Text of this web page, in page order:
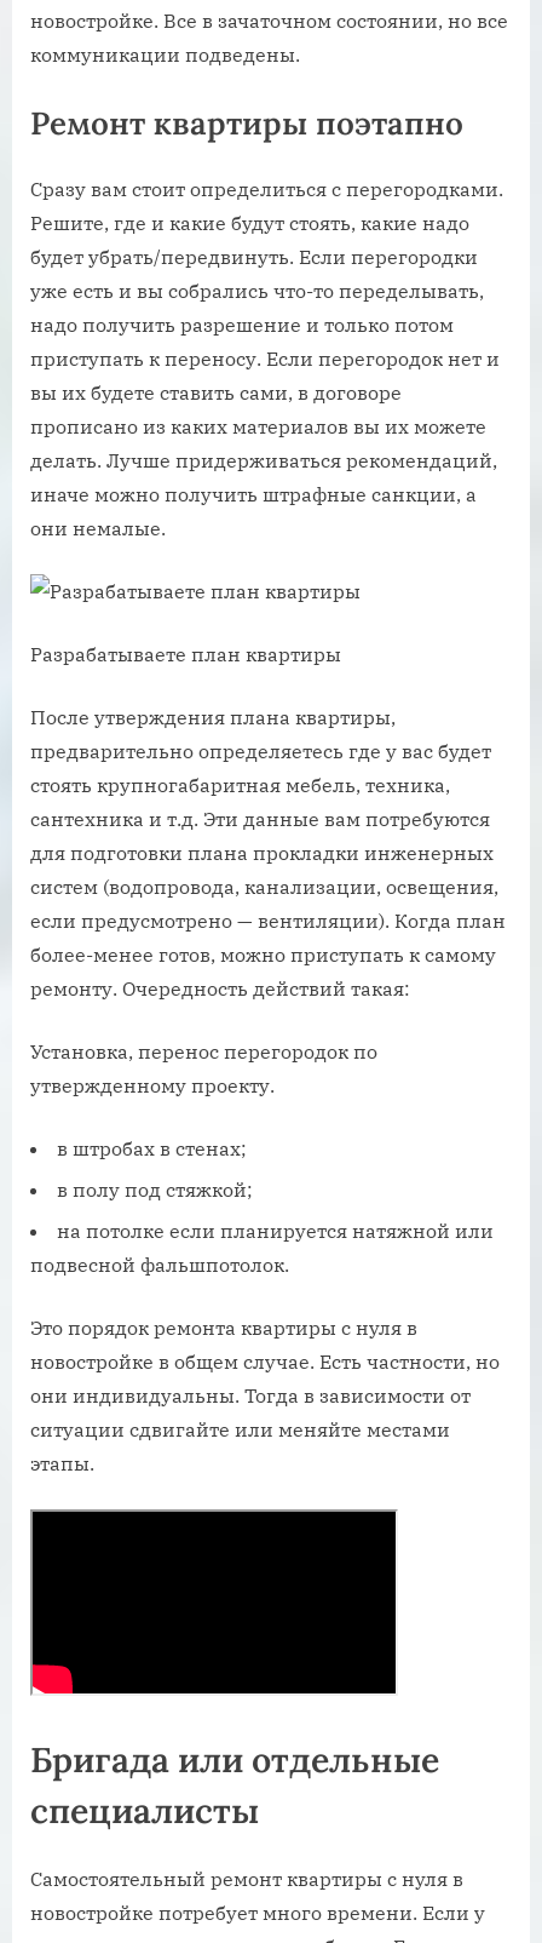
новостройке. Все в зачаточном состоянии, но все
коммуникации подведены.
Ремонт квартиры поэтапно
Сразу вам стоит определиться с перегородками.
Решите, где и какие будут стоять, какие надо
будет убрать/передвинуть. Если перегородки
уже есть и вы собрались что-то переделывать,
надо получить разрешение и только потом
приступать к переносу. Если перегородок нет и
вы их будете ставить сами, в договоре
прописано из каких материалов вы их можете
делать. Лучше придерживаться рекомендаций,
иначе можно получить штрафные санкции, а
они немалые.
Разрабатываете план квартиры
После утверждения плана квартиры,
предварительно определяетесь где у вас будет
стоять крупногабаритная мебель, техника,
сантехника и т.д. Эти данные вам потребуются
для подготовки плана прокладки инженерных
систем (водопровода, канализации, освещения,
если предусмотрено — вентиляции). Когда план
более-менее готов, можно приступать к самому
ремонту. Очередность действий такая:
Установка, перенос перегородок по
утвержденному проекту.
в штробах в стенах;
в полу под стяжкой;
на потолке если планируется натяжной или
подвесной фальшпотолок.
Это порядок ремонта квартиры с нуля в
новостройке в общем случае. Есть частности, но
они индивидуальны. Тогда в зависимости от
ситуации сдвигайте или меняйте местами
этапы.
Бригада или отдельные
специалисты
Самостоятельный ремонт квартиры с нуля в
новостройке потребует много времени. Если у